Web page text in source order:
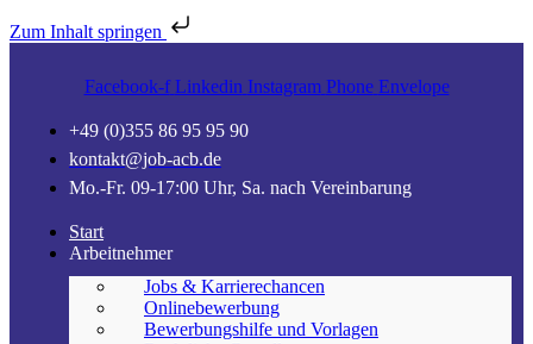
Zum Inhalt springen
Facebook-f Linkedin Instagram Phone Envelope
+49 (0)355 86 95 95 90
kontakt@job-acb.de
Mo.-Fr. 09-17:00 Uhr, Sa. nach Vereinbarung
Start
Arbeitnehmer
Jobs & Karrierechancen
Onlinebewerbung
Bewerbungshilfe und Vorlagen